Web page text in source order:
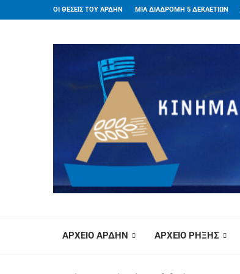
ΟΙ ΘΕΣΕΙΣ ΤΟΥ ΑΡΔΗΝ ΜΙΑ ΔΙΑΔΡΟΜΗ 5 ΔΕΚΑΕΤΙΩΝ
ΑΡΧΕΙΟ ΑΡΔΗΝ ΑΡΧΕΙΟ ΡΗΞΗΣ